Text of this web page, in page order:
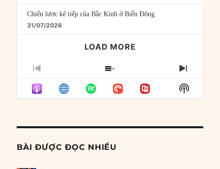
Chiến lược kế tiếp của Bắc Kinh ở Biển Đông
31/07/2026
LOAD MORE
PREVIOUS
EPISODE
SHOW
EPISODES
LIST
NEXT
Show
Podcast
BÀI ĐƯỢC ĐỌC NHIỀU